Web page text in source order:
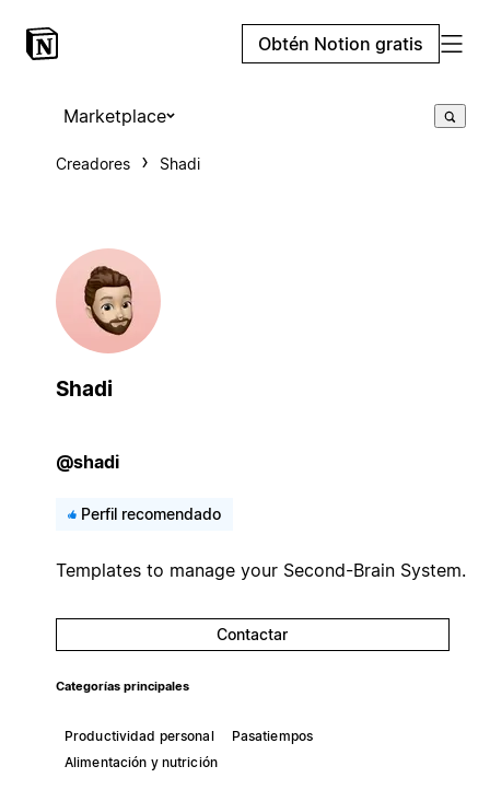
Obtén Notion gratis
Marketplace
Creadores Shadi
Shadi
@shadi
Perfil recomendado
Templates to manage your Second-Brain System.
Contactar
Categorías principales
Productividad personal
Pasatiempos
Alimentación y nutrición